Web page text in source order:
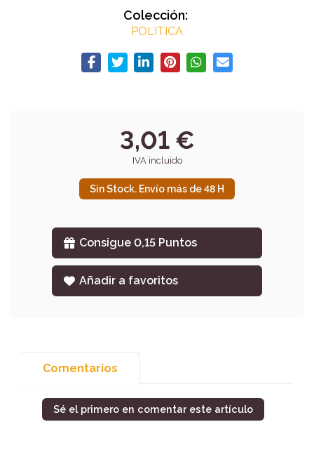
Colección:
POLITICA
3,01 €
IVA incluido
Sin Stock. Envío más de 48 H
Consigue 0,15 Puntos
Añadir a favoritos
Comentarios
Sé el primero en comentar este artículo